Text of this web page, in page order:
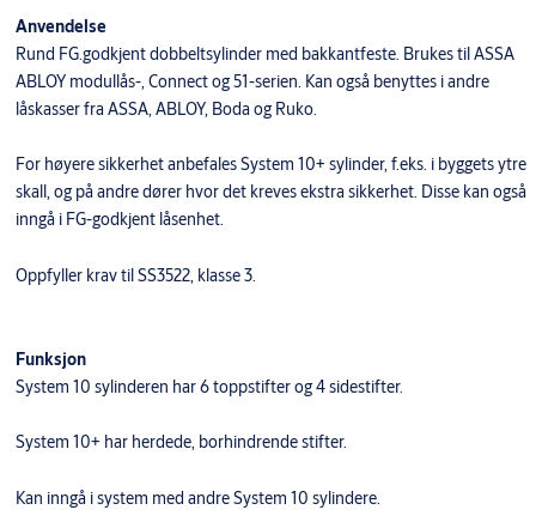
Anvendelse
Rund FG.godkjent dobbeltsylinder med bakkantfeste. Brukes til ASSA
ABLOY modullås-, Connect og 51-serien. Kan også benyttes i andre
låskasser fra ASSA, ABLOY, Boda og Ruko.
For høyere sikkerhet anbefales System 10+ sylinder, f.eks. i byggets ytre
skall, og på andre dører hvor det kreves ekstra sikkerhet. Disse kan også
inngå i FG-godkjent låsenhet.
Oppfyller krav til SS3522, klasse 3.
Funksjon
System 10 sylinderen har 6 toppstifter og 4 sidestifter.
System 10+ har herdede, borhindrende stifter.
Kan inngå i system med andre System 10 sylindere.